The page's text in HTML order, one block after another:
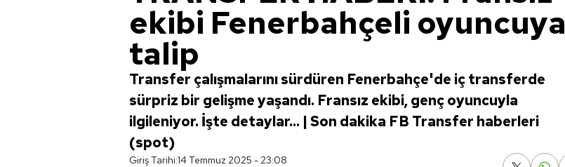
ekibi Fenerbahçeli oyuncuya
talip
Transfer çalışmalarını sürdüren Fenerbahçe'de iç transferde
sürpriz bir gelişme yaşandı. Fransız ekibi, genç oyuncuyla
ilgileniyor. İşte detaylar... | Son dakika FB Transfer haberleri
(spot)
Giriş Tarihi:14 Temmuz 2025 - 23:08